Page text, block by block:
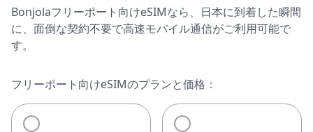
Bonjolaフリーポート向けeSIMなら、日本に到着した瞬間
に、面倒な契約不要で高速モバイル通信がご利用可能で
す。
フリーポート向けeSIMのプランと価格：